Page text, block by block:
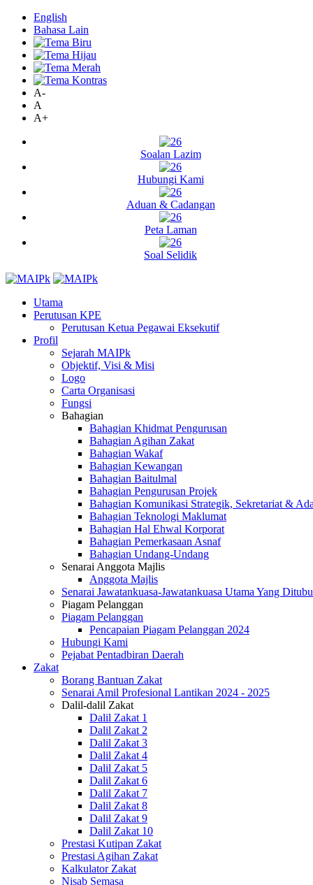
English
Bahasa Lain
A-
A
A+
Soalan Lazim
Hubungi Kami
Aduan & Cadangan
Peta Laman
Soal Selidik
Utama
Perutusan KPE
Perutusan Ketua Pegawai Eksekutif
Profil
Sejarah MAIPk
Objektif, Visi & Misi
Logo
Carta Organisasi
Fungsi
Bahagian
Bahagian Khidmat Pengurusan
Bahagian Agihan Zakat
Bahagian Wakaf
Bahagian Kewangan
Bahagian Baitulmal
Bahagian Pengurusan Projek
Bahagian Komunikasi Strategik, Sekretariat &
Bahagian Teknologi Maklumat
Bahagian Hal Ehwal Korporat
Bahagian Pemerkasaan Asnaf
Bahagian Undang-Undang
Senarai Anggota Majlis
Anggota Majlis
Senarai Jawatankuasa-Jawatankuasa Utama Yang
Piagam Pelanggan
Piagam Pelanggan
Pencapaian Piagam Pelanggan 2024
Hubungi Kami
Pejabat Pentadbiran Daerah
Zakat
Borang Bantuan Zakat
Senarai Amil Profesional Lantikan 2024 - 2025
Dalil-dalil Zakat
Dalil Zakat 1
Dalil Zakat 2
Dalil Zakat 3
Dalil Zakat 4
Dalil Zakat 5
Dalil Zakat 6
Dalil Zakat 7
Dalil Zakat 8
Dalil Zakat 9
Dalil Zakat 10
Prestasi Kutipan Zakat
Prestasi Agihan Zakat
Kalkulator Zakat
Nisab Semasa